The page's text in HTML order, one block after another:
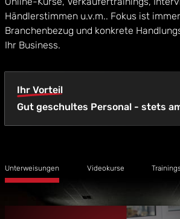
Händlerstimmen u.v.m.. Fokus ist
Branchenbezug und konkrete
Ihr Business.
Ihr Vorteil
Gut geschultes Personal - stets
Unterweisungen Videokurse